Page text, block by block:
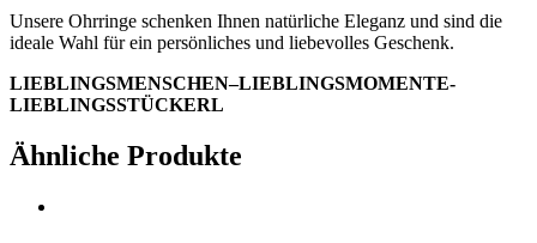
Unsere Ohrringe schenken Ihnen natürliche Eleganz und sind die
ideale Wahl für ein persönliches und liebevolles Geschenk.
LIEBLINGSMENSCHEN–LIEBLINGSMOMENTE-
LIEBLINGSSTÜCKERL
Ähnliche Produkte